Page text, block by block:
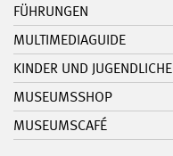
FÜHRUNGEN
MULTIMEDIAGUIDE
KINDER UND JUGENDLICHE
MUSEUMSSHOP
MUSEUMSCAFÉ